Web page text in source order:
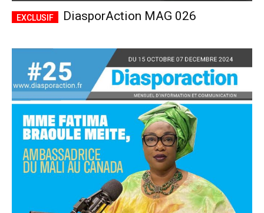
Accès complet
$22 / anplaceholder text
Tous les articles
Annonces
DiasporAction MAG 026